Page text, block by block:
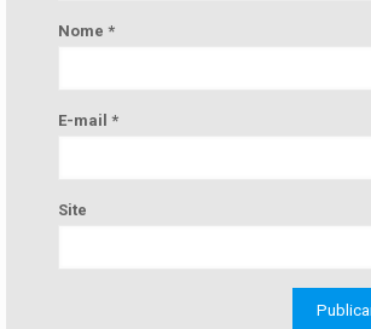
Nome *
E-mail *
Site